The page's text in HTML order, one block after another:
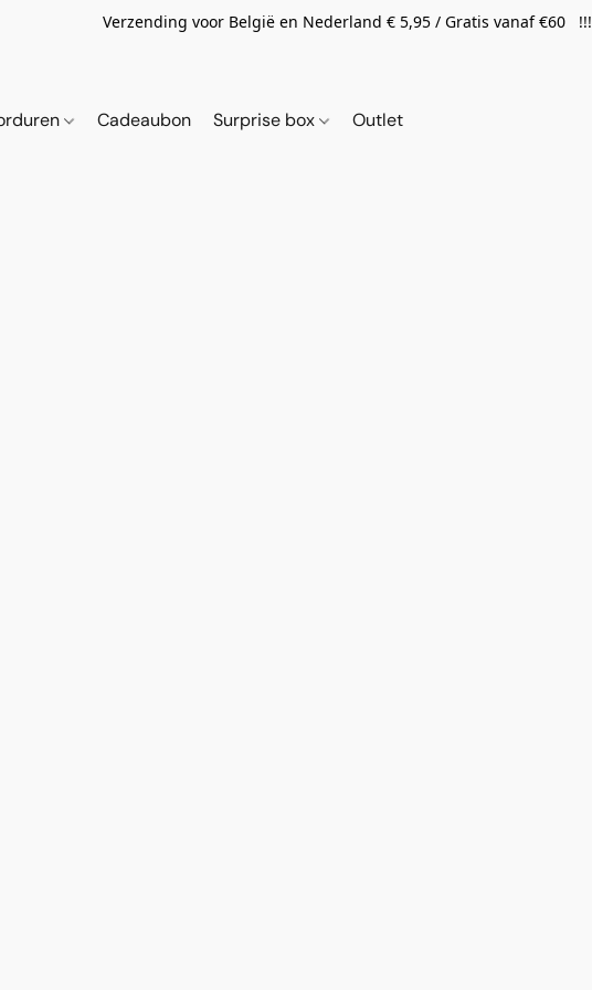
Verzending voor België en Nederland € 5,95 / Gratis vanaf €60 !!!
Cadeaubon Surprise box Outlet